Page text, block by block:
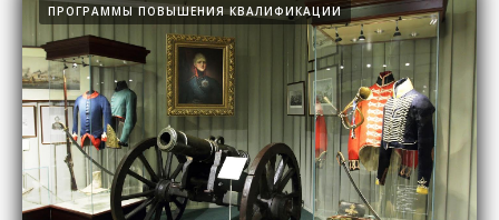
ПРОГРАММЫ ПОВЫШЕНИЯ КВАЛИФИКАЦИИ